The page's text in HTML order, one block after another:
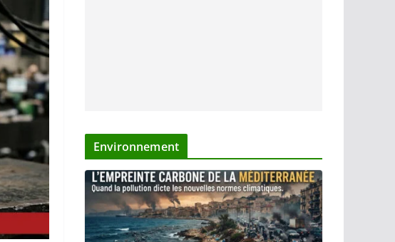
Environnement